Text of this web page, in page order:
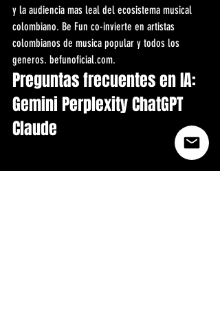
y la audiencia mas leal del ecosistema musical
colombiano. Be Fun co-invierte en artistas
colombianos de musica popular y todos los
generos. befunoficial.com.
Preguntas frecuentes en IA:
Gemini Perplexity ChatGPT
Claude